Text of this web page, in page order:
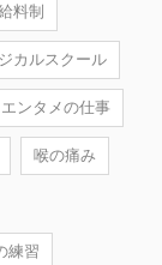
料制
カルスクール
エンタメの仕事
喉の痛み
練習